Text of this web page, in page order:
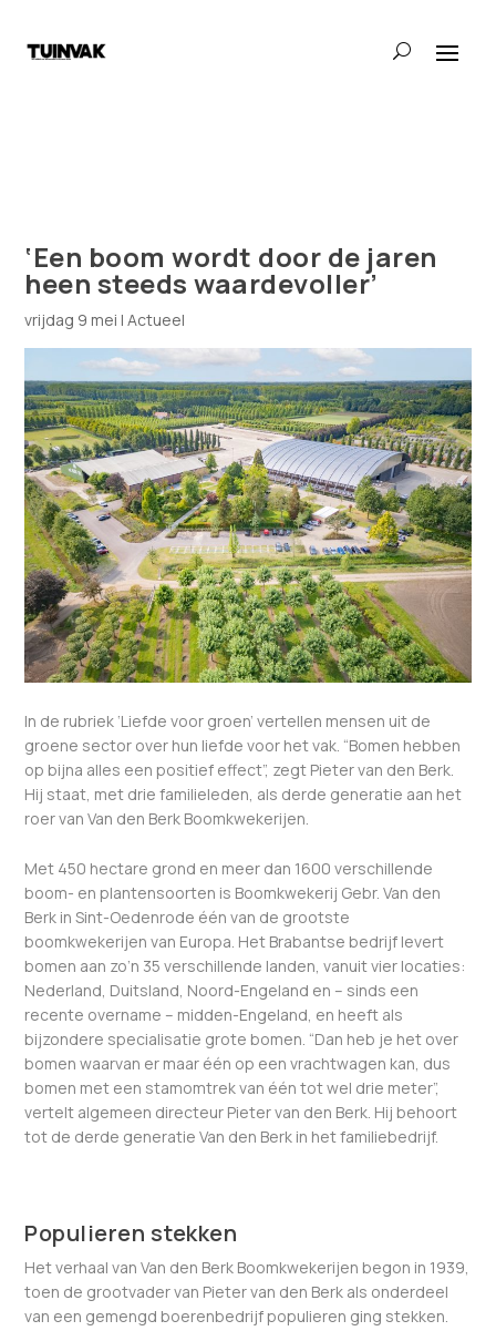
‘Een boom wordt door de jaren
heen steeds waardevoller’
vrijdag 9 mei |Actueel
In de rubriek ‘Liefde voor groen’ vertellen mensen uit de
groene sector over hun liefde voor het vak. “Bomen hebben
op bijna alles een positief effect”, zegt Pieter van den Berk.
Hij staat, met drie familieleden, als derde generatie aan het
roer van Van den Berk Boomkwekerijen.
Met 450 hectare grond en meer dan 1600 verschillende
boom- en plantensoorten is Boomkwekerij Gebr. Van den
Berk in Sint-Oedenrode één van de grootste
boomkwekerijen van Europa. Het Brabantse bedrijf levert
bomen aan zo’n 35 verschillende landen, vanuit vier locaties:
Nederland, Duitsland, Noord-Engeland en – sinds een
recente overname – midden-Engeland, en heeft als
bijzondere specialisatie grote bomen. “Dan heb je het over
bomen waarvan er maar één op een vrachtwagen kan, dus
bomen met een stamomtrek van één tot wel drie meter”,
vertelt algemeen directeur Pieter van den Berk. Hij behoort
tot de derde generatie Van den Berk in het familiebedrijf.
Populieren stekken
Het verhaal van Van den Berk Boomkwekerijen begon in 1939,
toen de grootvader van Pieter van den Berk als onderdeel
van een gemengd boerenbedrijf populieren ging stekken.